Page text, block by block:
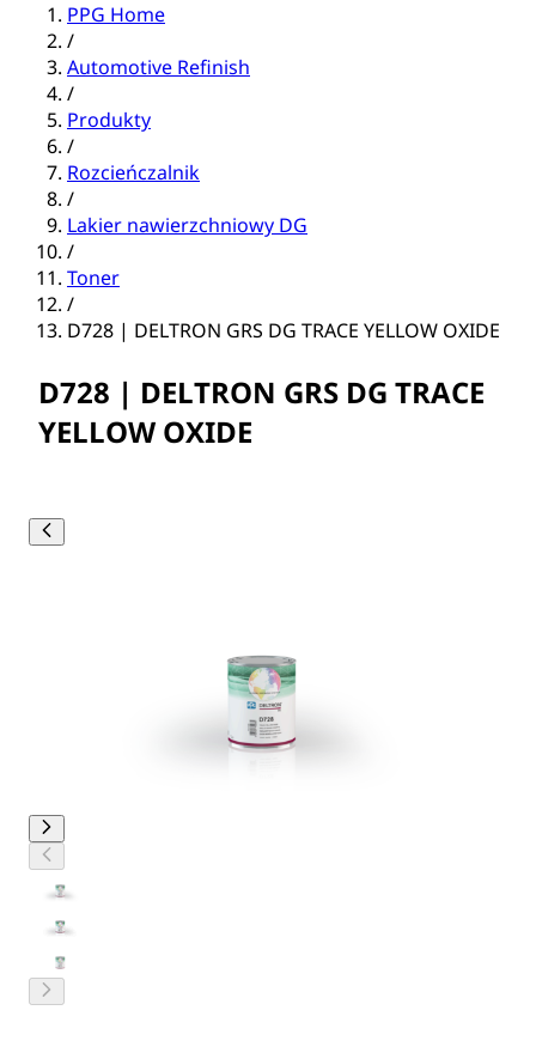
PPG Home
/
Automotive Refinish
/
Produkty
/
Rozcieńczalnik
/
Lakier nawierzchniowy DG
/
Toner
/
D728 | DELTRON GRS DG TRACE YELLOW OXIDE
D728 | DELTRON GRS DG TRACE
YELLOW OXIDE